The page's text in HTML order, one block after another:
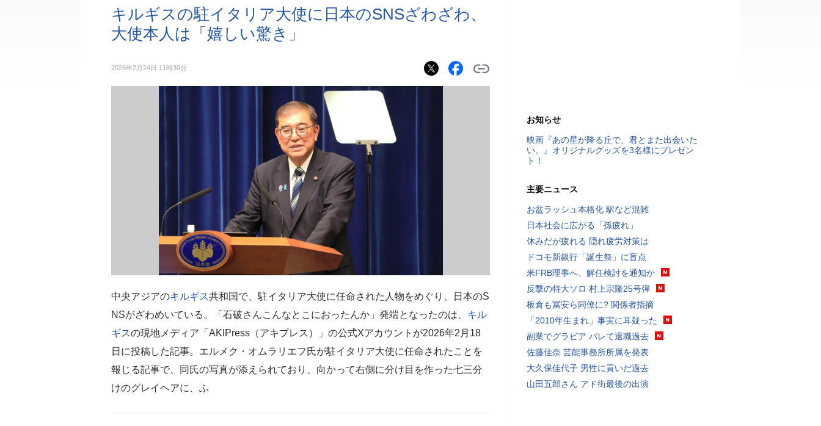
キルギスの駐イタリア大使に日本のSNSざわざわ、
大使本人は「嬉しい驚き」
2026年2月24日 11時30分
中央アジアのキルギス共和国で、駐イタリア大使に任命された人物をめぐり、日本のS
NSがざわめいている。「石破さんこんなとこにおったんか」発端となったのは、 キル
ギスの現地メディア「AKIPress（アキプレス）」の公式Xアカウントが2026年2月18
日に投稿した記事。エルメク・オムラリエフ氏が駐イタリア大使に任命されたことを
報じる記事で、同氏の写真が添えられており、向かって右側に分け目を作った七三分
けのグレイヘアに、ふ
お知らせ
映画『あの星が降る丘で、君とまた出会いた
い。』オリジナルグッズを3名様にプレゼン
ト！
主要ニュース
お盆ラッシュ本格化 駅など混雑
日本社会に広がる「孫疲れ」
休みだが疲れる 隠れ疲労対策は
ドコモ新銀行「誕生祭」に盲点
米FRB理事へ、解任検討を通知か
反撃の特大ソロ 村上宗隆25号弾
板倉も冨安ら同僚に? 関係者指摘
「2010年生まれ」事実に耳疑った
副業でグラビア バレて退職過去
佐藤佳奈 芸能事務所所属を発表
大久保佳代子 男性に貢いだ過去
山田五郎さん アド街最後の出演